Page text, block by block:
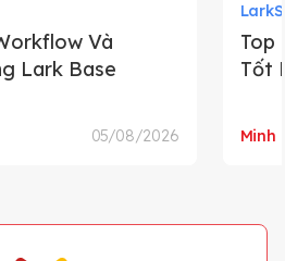
Và
Lark Base
05/08/2026
Top
Tốt
Minh